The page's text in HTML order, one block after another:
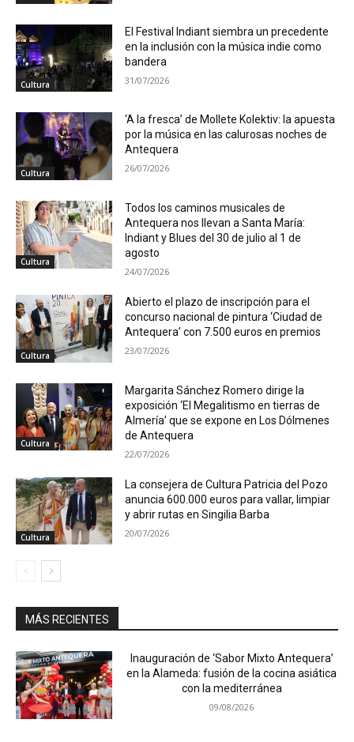
Cultura
El Festival Indiant siembra un precedente
en la inclusión con la música indie como
bandera
31/07/2026
Cultura
‘A la fresca’ de Mollete Kolektiv: la apuesta
por la música en las calurosas noches de
Antequera
26/07/2026
Cultura
Todos los caminos musicales de
Antequera nos llevan a Santa María:
Indiant y Blues del 30 de julio al 1 de
agosto
24/07/2026
Cultura
Abierto el plazo de inscripción para el
concurso nacional de pintura ‘Ciudad de
Antequera’ con 7.500 euros en premios
23/07/2026
Cultura
Margarita Sánchez Romero dirige la
exposición ‘El Megalitismo en tierras de
Almería’ que se expone en Los Dólmenes
de Antequera
22/07/2026
Cultura
La consejera de Cultura Patricia del Pozo
anuncia 600.000 euros para vallar, limpiar
y abrir rutas en Singilia Barba
20/07/2026
MÁS RECIENTES
Inauguración de ‘Sabor Mixto Antequera’
en la Alameda: fusión de la cocina asiática
con la mediterránea
09/08/2026